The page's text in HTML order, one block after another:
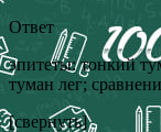
Ответ
эпитеты: тонкий
туман лег;
[свернуть]